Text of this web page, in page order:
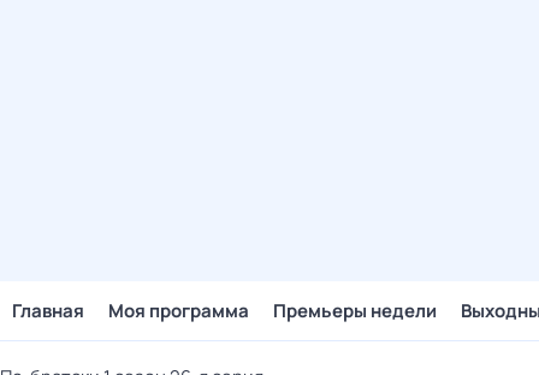
Главная Моя программа Премьеры недели